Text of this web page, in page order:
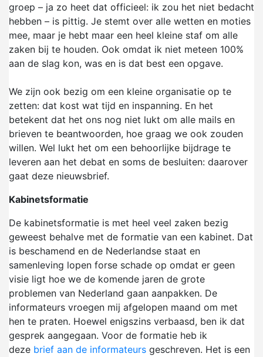
groep – ja zo heet dat officieel: ik zou het niet bedacht
hebben – is pittig. Je stemt over alle wetten en moties
mee, maar je hebt maar een heel kleine staf om alle
zaken bij te houden. Ook omdat ik niet meteen 100%
aan de slag kon, was en is dat best een opgave.
We zijn ook bezig om een kleine organisatie op te
zetten: dat kost wat tijd en inspanning. En het
betekent dat het ons nog niet lukt om alle mails en
brieven te beantwoorden, hoe graag we ook zouden
willen. Wel lukt het om een behoorlijke bijdrage te
leveren aan het debat en soms de besluiten: daarover
gaat deze nieuwsbrief.
Kabinetsformatie
De kabinetsformatie is met heel veel zaken bezig
geweest behalve met de formatie van een kabinet. Dat
is beschamend en de Nederlandse staat en
samenleving lopen forse schade op omdat er geen
visie ligt hoe we de komende jaren de grote
problemen van Nederland gaan aanpakken. De
informateurs vroegen mij afgelopen maand om met
hen te praten. Hoewel enigszins verbaasd, ben ik dat
gesprek aangegaan. Voor de formatie heb ik
deze brief aan de informateurs geschreven. Het is een